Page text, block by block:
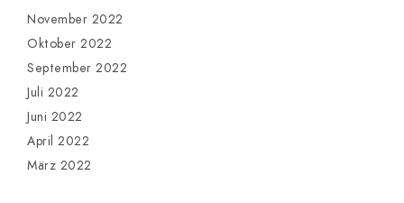
November 2022
Oktober 2022
September 2022
Juli 2022
Juni 2022
April 2022
März 2022